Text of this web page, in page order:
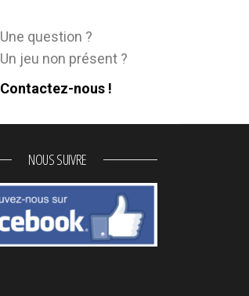
Une question ?
Un jeu non présent ?
Contactez-nous !
NOUS SUIVRE